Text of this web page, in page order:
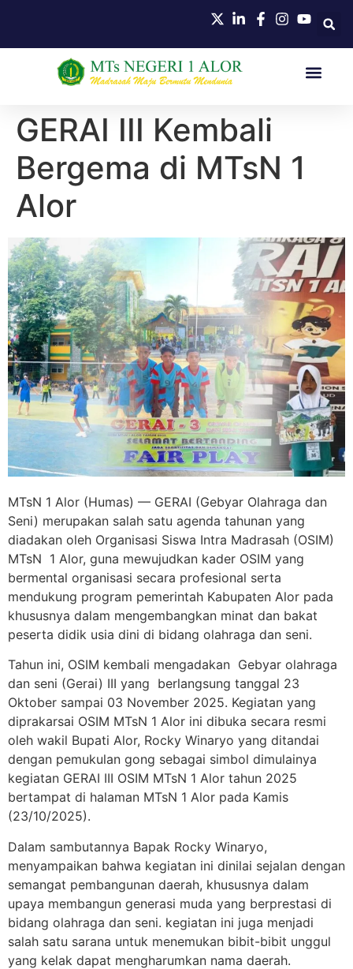
GERAI III Kembali
Bergema di MTsN 1
Alor
MTsN 1 Alor (Humas) — GERAI (Gebyar Olahraga dan
Seni) merupakan salah satu agenda tahunan yang
diadakan oleh Organisasi Siswa Intra Madrasah (OSIM)
MTsN 1 Alor, guna mewujudkan kader OSIM yang
bermental organisasi secara profesional serta
mendukung program pemerintah Kabupaten Alor pada
khususnya dalam mengembangkan minat dan bakat
peserta didik usia dini di bidang olahraga dan seni.
Tahun ini, OSIM kembali mengadakan Gebyar olahraga
dan seni (Gerai) III yang berlangsung tanggal 23
Oktober sampai 03 November 2025. Kegiatan yang
diprakarsai OSIM MTsN 1 Alor ini dibuka secara resmi
oleh wakil Bupati Alor, Rocky Winaryo yang ditandai
dengan pemukulan gong sebagai simbol dimulainya
kegiatan GERAI III OSIM MTsN 1 Alor tahun 2025
bertampat di halaman MTsN 1 Alor pada Kamis
(23/10/2025).
Dalam sambutannya Bapak Rocky Winaryo,
menyampaikan bahwa kegiatan ini dinilai sejalan dengan
semangat pembangunan daerah, khususnya dalam
upaya membangun generasi muda yang berprestasi di
bidang olahraga dan seni. kegiatan ini juga menjadi
salah satu sarana untuk menemukan bibit-bibit unggul
yang kelak dapat mengharumkan nama daerah.